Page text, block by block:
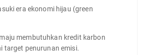
era ekonomi hijau (green
membutuhkan kredit karbon
target penurunan emisi.